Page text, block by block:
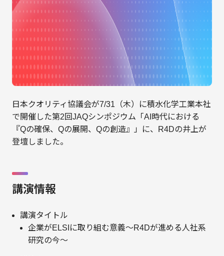
日本クオリティ協議会が7/31（木）に積水化学工業本社
で開催した第2回JAQシンポジウム「AI時代における
『Qの確保、Qの展開、Qの創造』」に、R4Dの井上が
登壇しました。
講演情報
講演タイトル
企業がELSIに取り組む意義〜R4Dが進める人社系
研究の今〜